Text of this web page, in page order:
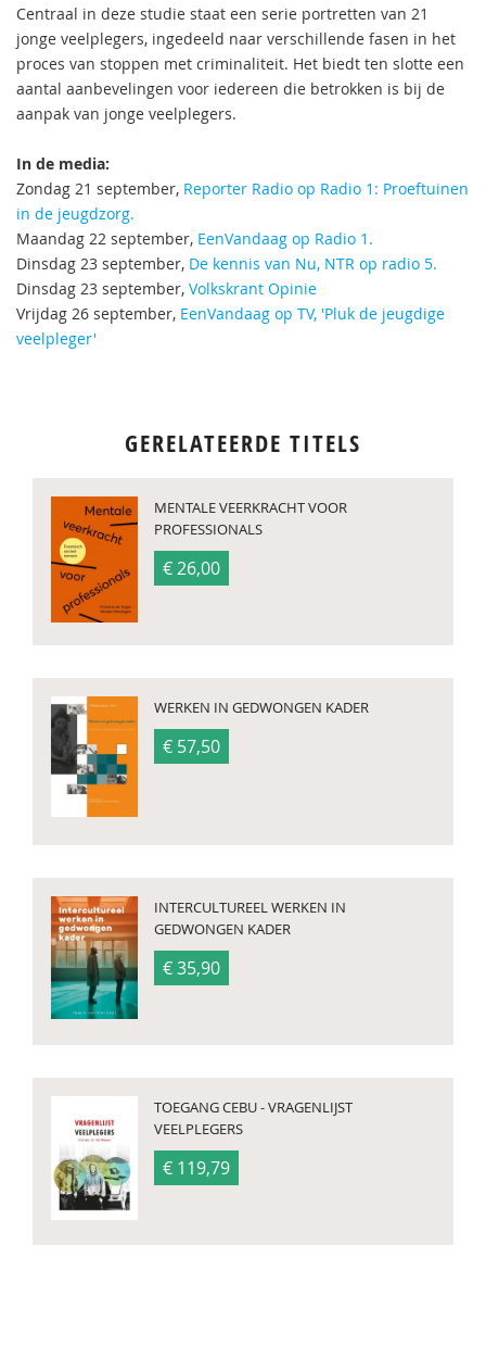
Centraal in deze studie staat een serie portretten van 21
jonge veelplegers, ingedeeld naar verschillende fasen in het
proces van stoppen met criminaliteit. Het biedt ten slotte een
aantal aanbevelingen voor iedereen die betrokken is bij de
aanpak van jonge veelplegers.
In de media:
Zondag 21 september, Reporter Radio op Radio 1: Proeftuinen
in de jeugdzorg.
Maandag 22 september, EenVandaag op Radio 1.
Dinsdag 23 september, De kennis van Nu, NTR op radio 5.
Dinsdag 23 september, Volkskrant Opinie
Vrijdag 26 september, EenVandaag op TV, 'Pluk de jeugdige
veelpleger'
GERELATEERDE TITELS
MENTALE VEERKRACHT VOOR
PROFESSIONALS
€ 26,00
WERKEN IN GEDWONGEN KADER
€ 57,50
INTERCULTUREEL WERKEN IN
GEDWONGEN KADER
€ 35,90
TOEGANG CEBU - VRAGENLIJST
VEELPLEGERS
€ 119,79